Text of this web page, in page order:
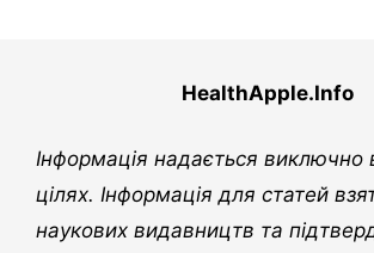
HealthApple.Info
Інформація надається виключно
цілях. Інформація для статей
наукових видавництв та